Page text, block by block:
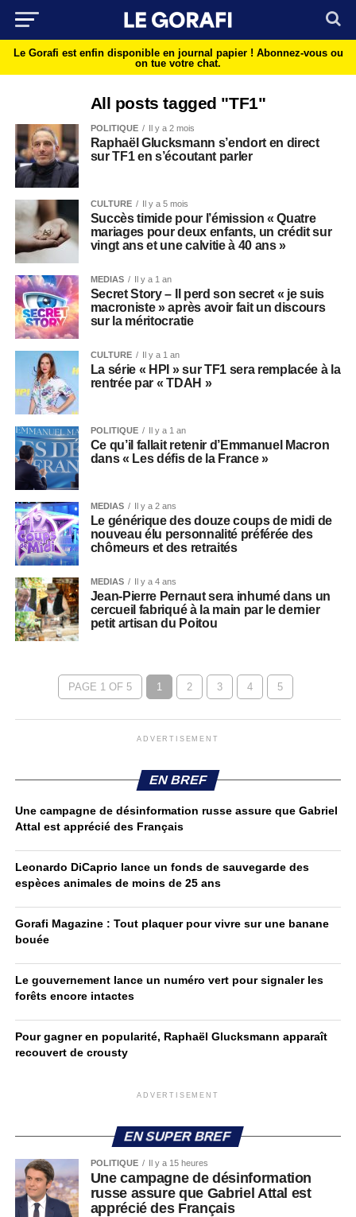
Le Gorafi est enfin disponible en journal papier ! Abonnez-vous ou
on tue votre chat.
All posts tagged "TF1"
POLITIQUE Il y a 2 mois
Raphaël Glucksmann s’endort en direct
sur TF1 en s’écoutant parler
CULTURE Il y a 5 mois
Succès timide pour l’émission « Quatre
mariages pour deux enfants, un crédit sur
vingt ans et une calvitie à 40 ans »
MEDIAS Il y a 1 an
Secret Story – Il perd son secret « je suis
macroniste » après avoir fait un discours
sur la méritocratie
CULTURE Il y a 1 an
La série « HPI » sur TF1 sera remplacée à la
rentrée par « TDAH »
POLITIQUE Il y a 1 an
Ce qu’il fallait retenir d’Emmanuel Macron
dans « Les défis de la France »
MEDIAS Il y a 2 ans
Le générique des douze coups de midi de
nouveau élu personnalité préférée des
chômeurs et des retraités
MEDIAS Il y a 4 ans
Jean-Pierre Pernaut sera inhumé dans un
cercueil fabriqué à la main par le dernier
petit artisan du Poitou
PAGE 1 OF 5 1 2 3 4 5
ADVERTISEMENT
EN BREF
Une campagne de désinformation russe assure que Gabriel
Attal est apprécié des Français
Leonardo DiCaprio lance un fonds de sauvegarde des
espèces animales de moins de 25 ans
Gorafi Magazine : Tout plaquer pour vivre sur une banane
bouée
Le gouvernement lance un numéro vert pour signaler les
forêts encore intactes
Pour gagner en popularité, Raphaël Glucksmann apparaît
recouvert de crousty
ADVERTISEMENT
EN SUPER BREF
POLITIQUE Il y a 15 heures
Une campagne de désinformation
russe assure que Gabriel Attal est
apprécié des Français